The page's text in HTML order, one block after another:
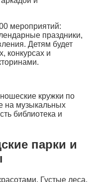
мероприятий:
праздники,
Детям будет
конкурсах и
кружки по
на музыкальных
библиотека и
парки и
Густые леса,